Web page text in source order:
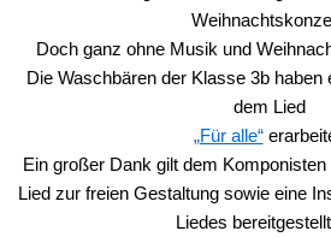
Doch ganz ohne Musik und
Die Waschbären der Klasse 3b
dem Lied
„Für alle“
Ein großer Dank gilt dem
Lied zur freien Gestaltung sowie eine
Liedes